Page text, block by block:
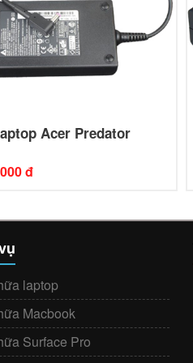
Acer Predator
đ
laptop
Macbook
Surface Pro